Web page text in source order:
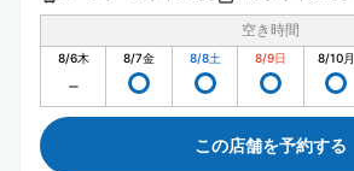
空き時間
8/6木 8/7金 8/8土 8/9日 8/10月
この店舗を予約する